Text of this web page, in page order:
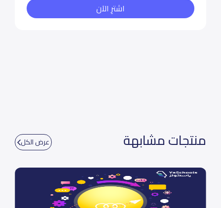
اشترِ الآن
منتجات مشابهة عرض الكل